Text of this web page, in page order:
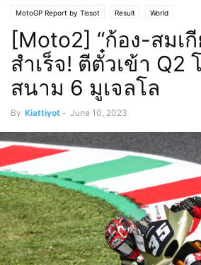
MotoGP Report by Tissot Result World
[Moto2] “ก้อง-สมเ
สำเร็จ! ตีตั๋วเข้า Q2
สนาม 6 มูเจลโล
By Kiattiyot - June 10, 2023